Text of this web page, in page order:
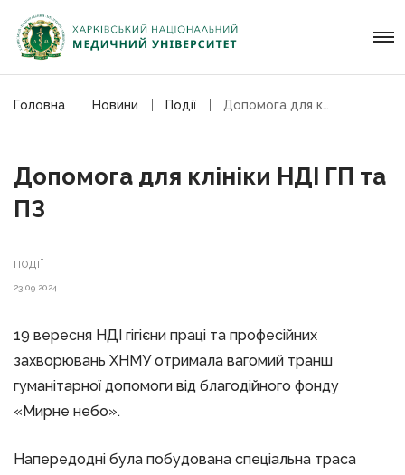
Головна Новини Події
Допомога для клініки НДІ ГП та
ПЗ
ПОДІЇ
23.09.2024
19 вересня НДІ гігієни праці та професійних
захворювань ХНМУ отримала вагомий транш
гуманітарної допомоги від благодійного фонду
«Мирне небо».
Напередодні була побудована спеціальна траса